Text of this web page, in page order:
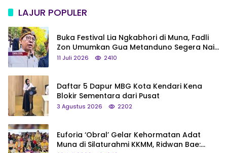
LAJUR POPULER
Buka Festival Lia Ngkabhori di Muna, Fadli
Zon Umumkan Gua Metanduno Segera Naik
Status Jadi Cagar Budaya Nasional
11 Juli 2026 2410
Daftar 5 Dapur MBG Kota Kendari Kena
Blokir Sementara dari Pusat
3 Agustus 2026 2202
Euforia ‘Obral’ Gelar Kehormatan Adat
Muna di Silaturahmi KKMM, Ridwan Bae: